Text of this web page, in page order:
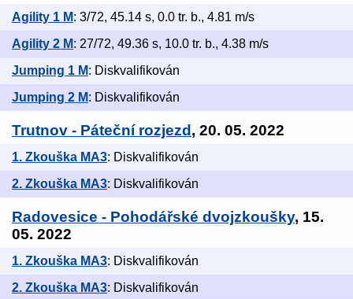
Agility 1 M: 3/72, 45.14 s, 0.0 tr. b., 4.81 m/s
Agility 2 M: 27/72, 49.36 s, 10.0 tr. b., 4.38 m/s
Jumping 1 M: Diskvalifikován
Jumping 2 M: Diskvalifikován
Trutnov - Páteční rozjezd, 20. 05. 2022
1. Zkouška MA3: Diskvalifikován
2. Zkouška MA3: Diskvalifikován
Radovesice - Pohodářské dvojzkoušky, 15.
05. 2022
1. Zkouška MA3: Diskvalifikován
2. Zkouška MA3: Diskvalifikován